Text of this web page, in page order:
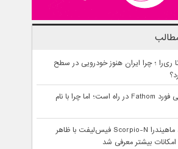
ری‌را ؛ چرا ایران هنوز خودرویی در سطح
پیکاپ برقی فورد Fathom در راه است؛ اما چرا با نام
شاسی‌بلند ماهیندرا Scorpio-N فیس‌لیفت با ظاهر
بیشتر معرفی شد